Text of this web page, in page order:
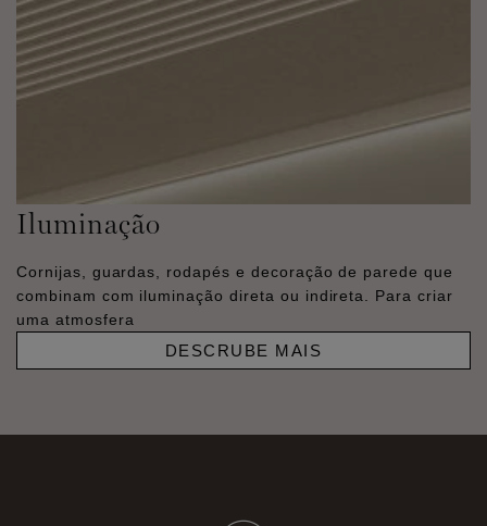
Iluminação
Cornijas, guardas, rodapés e decoração de parede que
combinam com iluminação direta ou indireta. Para criar
uma atmosfera
DESCRUBE MAIS